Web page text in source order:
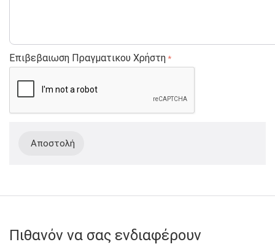
Επιβεβαιωση Πραγματικου Χρήστη
Αποστολή
Πιθανόν να σας ενδιαφέρουν